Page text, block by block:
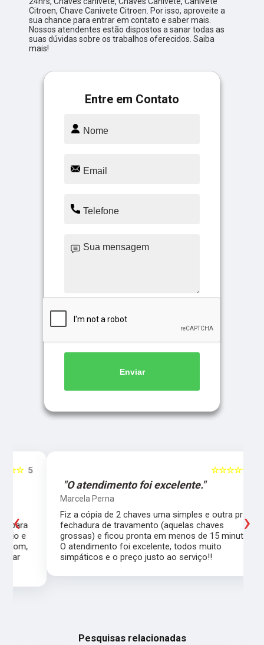
Citroen, Chave Canivete Citroen. Por isso, aproveite a
sua chance para entrar em contato e saber mais.
Nossos atendentes estão dispostos a sanar todas as
suas dúvidas sobre os trabalhos oferecidos. Saiba
mais!
Entre em Contato
Enviar
5
☆☆☆☆☆
"O atendimento foi excelente."
Marcela Perna
Fiz a cópia de 2 chaves uma simples e outra pra
fechadura de travamento (aquelas chaves
grossas) e ficou pronta em menos de 15 minutos.
O atendimento foi excelente, todos muito
simpáticos e o preço justo ao serviço!!
‹ ›
Pesquisas relacionadas